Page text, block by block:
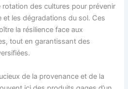
des cultures pour prévenir
et les dégradations du sol. Ces
la résilience face aux
tout en garantissant des
de la provenance et de la